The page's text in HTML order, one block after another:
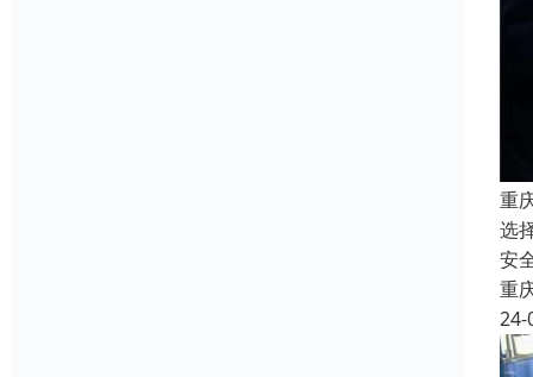
重
选
安
重
24-